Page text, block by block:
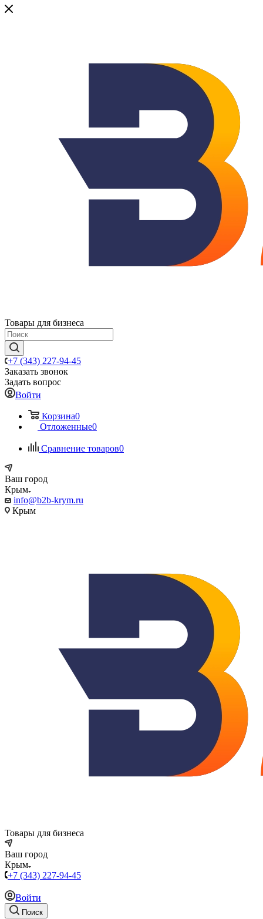
Товары для бизнеса
+7 (343) 227-94-45
Заказать звонок
Задать вопрос
Войти
Корзина0
Отложенные0
Сравнение товаров0
Ваш город
Крым
info@b2b-krym.ru
Крым
Товары для бизнеса
Ваш город
Крым
+7 (343) 227-94-45
Войти
Поиск